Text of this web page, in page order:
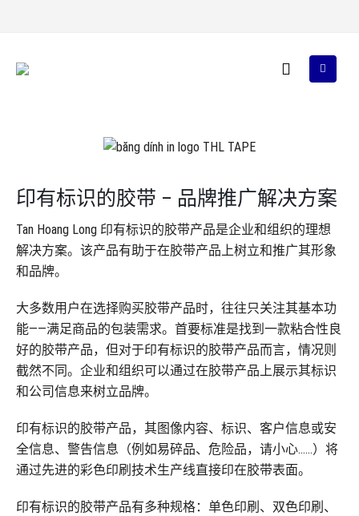
印有标识的胶带 – 品牌推广解决方案
Tan Hoang Long 印有标识的胶带产品是企业和组织的理想
解决方案。该产品有助于在胶带产品上树立和推广其形象
和品牌。
大多数用户在选择购买胶带产品时，往往只关注其基本功
能——满足商品的包装需求。首要标准是找到一款粘合性良
好的胶带产品，但对于印有标识的胶带产品而言，情况则
截然不同。企业和组织可以通过在胶带产品上展示其标识
和公司信息来树立品牌。
印有标识的胶带产品，其图像内容、标识、客户信息或安
全信息、警告信息（例如易碎品、危险品，请小心……）将
通过先进的彩色印刷技术生产线直接印在胶带表面。
印有标识的胶带产品有多种规格：单色印刷、双色印刷、